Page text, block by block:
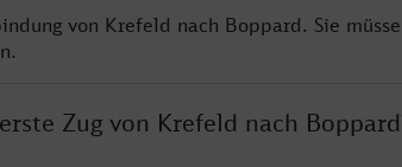
von Krefeld nach Boppard. Sie
Zug von Krefeld nach